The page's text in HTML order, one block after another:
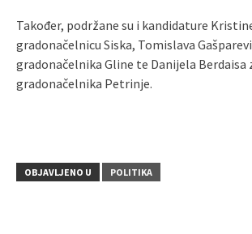
Također, podržane su i kandidature
gradonačelnicu Siska, Tomislava
gradonačelnika Gline te Danijela Berdaisa
gradonačelnika Petrinje.
OBJAVLJENO U POLITIKA